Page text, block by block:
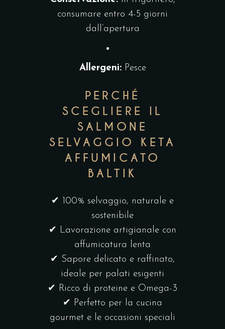
consumare entro 4-5 giorni
dall’apertura
Allergeni:Pesce
PERCHÉ
SCEGLIERE IL
SALMONE
SELVAGGIO KETA
AFFUMICATO
BALTIK
✔ 100% selvaggio, naturale e
sostenibile
✔ Lavorazione artigianale con
affumicatura lenta
✔ Sapore delicato e raffinato,
ideale per palati esigenti
✔ Ricco di proteine e Omega-3
✔ Perfetto per la cucina
gourmet e le occasioni speciali